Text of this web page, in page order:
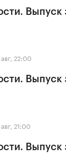
22:00
21:00